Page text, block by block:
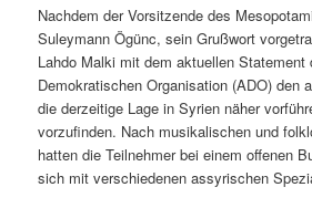
Nachdem der Vorsitzende des
Suleymann Ögünc, sein Grußwort
Lahdo Malki mit dem aktuellen
Demokratischen Organisation (ADO) den
die derzeitige Lage in Syrien näher
vorzufinden. Nach musikalischen und
hatten die Teilnehmer bei einem offenen
sich mit verschiedenen assyrischen